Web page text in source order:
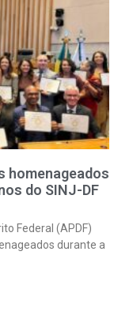
homenageados
do SINJ-DF
Federal (APDF)
durante a